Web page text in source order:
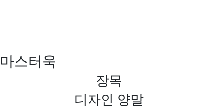
마스터욱
장목
디자인 양말